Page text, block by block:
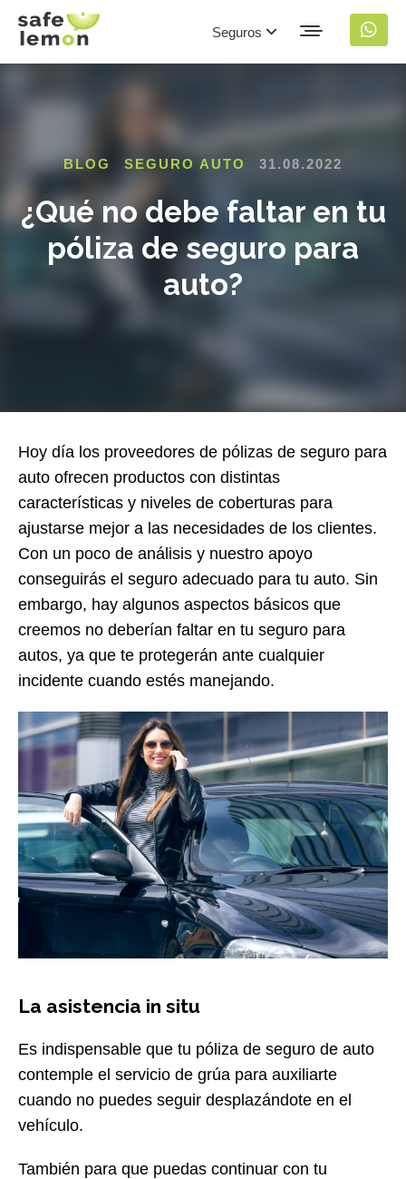
Seguros
BLOG SEGURO AUTO 31.08.2022
¿Qué no debe faltar en tu
póliza de seguro para
auto?
Hoy día los proveedores de pólizas de seguro para
auto ofrecen productos con distintas
características y niveles de coberturas para
ajustarse mejor a las necesidades de los clientes.
Con un poco de análisis y nuestro apoyo
conseguirás el seguro adecuado para tu auto. Sin
embargo, hay algunos aspectos básicos que
creemos no deberían faltar en tu seguro para
autos, ya que te protegerán ante cualquier
incidente cuando estés manejando.
La asistencia in situ
Es indispensable que tu póliza de seguro de auto
contemple el servicio de grúa para auxiliarte
cuando no puedes seguir desplazándote en el
vehículo.
También para que puedas continuar con tu